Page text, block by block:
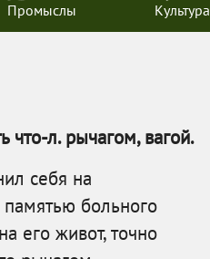
Промыслы Культура
что-л. рычагом, вагой.
себя на
больного
его живот, точно